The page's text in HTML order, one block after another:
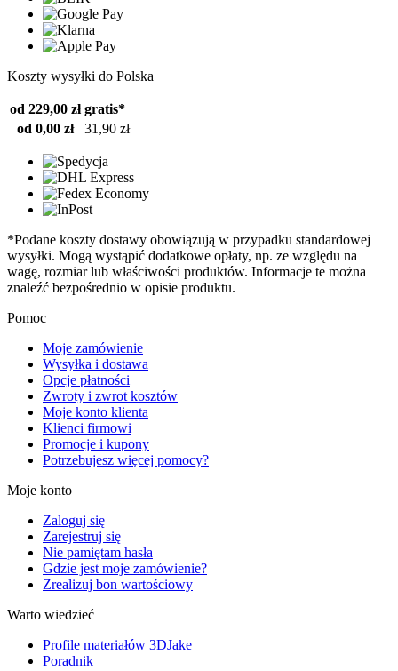
Koszty wysyłki do Polska
od 229,00 zł gratis*
od 0,00 zł
31,90 zł
*Podane koszty dostawy obowiązują w przypadku standardowej
wysyłki. Mogą wystąpić dodatkowe opłaty, np. ze względu na
wagę, rozmiar lub właściwości produktów. Informacje te można
znaleźć bezpośrednio w opisie produktu.
Pomoc
Moje zamówienie
Wysyłka i dostawa
Opcje płatności
Zwroty i zwrot kosztów
Moje konto klienta
Klienci firmowi
Promocje i kupony
Potrzebujesz więcej pomocy?
Moje konto
Zaloguj się
Zarejestruj się
Nie pamiętam hasła
Gdzie jest moje zamówienie?
Zrealizuj bon wartościowy
Warto wiedzieć
Profile materiałów 3DJake
Poradnik